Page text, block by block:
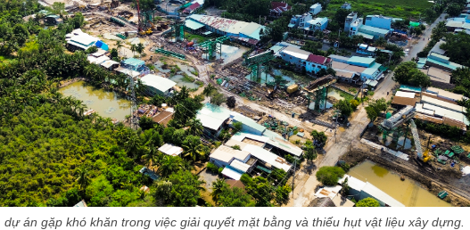
dự án gặp khó khăn trong việc giải quyết mặt bằng và thiếu hụt vật liệu xây dựng.